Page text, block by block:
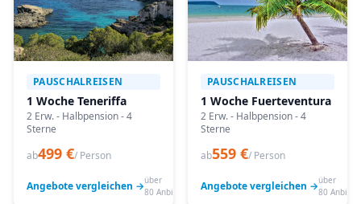
PAUSCHALREISEN
1 Woche Teneriffa
2 Erw. - Halbpension - 4
Sterne
ab499 €/ Person
Angebote vergleichen →über
80 Anbieter
PAUSCHALREISEN
1 Woche Fuerteventura
2 Erw. - Halbpension - 4
Sterne
ab559 €/ Person
Angebote vergleichen →über
80